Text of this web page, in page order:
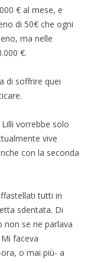
€ al mese, e
di 50€ che ogni
ma nelle
€.
di soffrire quei
vorrebbe solo
vive
con la seconda
tutti in
sdentata. Di
non se ne parlava
faceva
o mai più- a